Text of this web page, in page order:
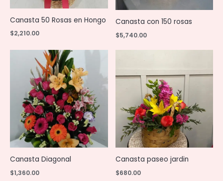
Canasta 50 Rosas en Hongo
$2,210.00
Canasta con 150 rosas
$5,740.00
Canasta Diagonal
$1,360.00
Canasta paseo jardin
$680.00